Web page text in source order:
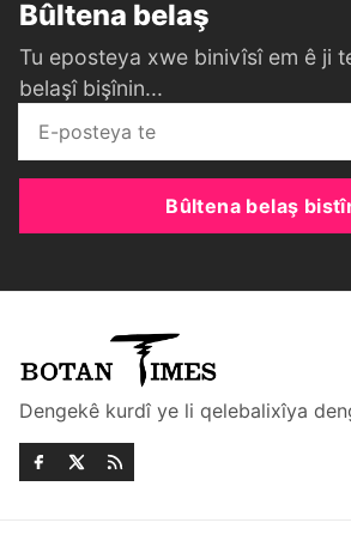
Bûltena belaş
Tu eposteya xwe binivîsî em ê ji
belaşî bişînin...
Bûltena belaş
Dengekê kurdî ye li qelebalixîya